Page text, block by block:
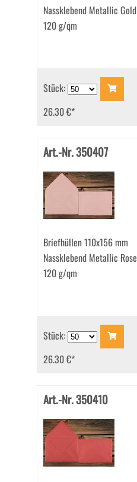
Nassklebend Metallic Gold
120 g/qm
Stück:
26.30 €*
Art.-Nr. 350407
Briefhüllen 110x156 mm
Nassklebend Metallic Rose
120 g/qm
Stück:
26.30 €*
Art.-Nr. 350410